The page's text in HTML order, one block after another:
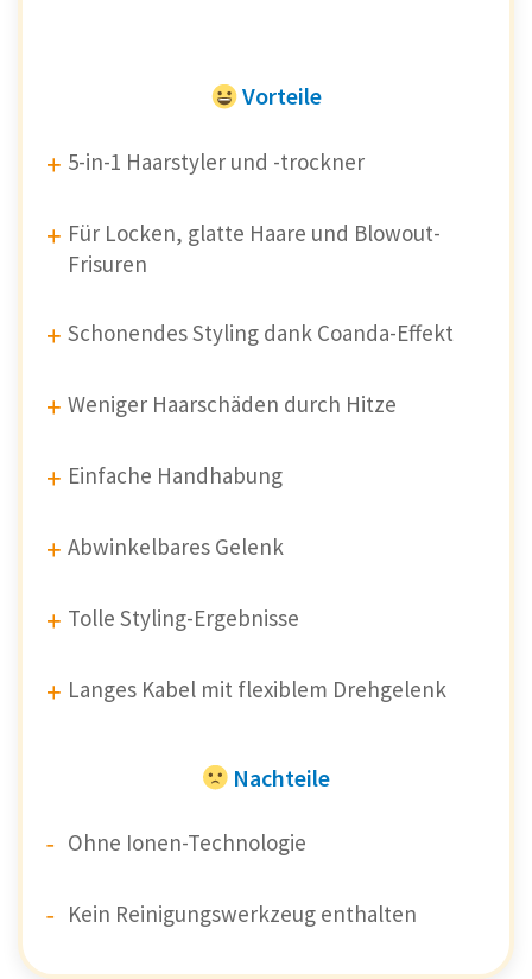
Vorteile
5-in-1 Haarstyler und -trockner
Für Locken, glatte Haare und Blowout-
Frisuren
Schonendes Styling dank Coanda-Effekt
Weniger Haarschäden durch Hitze
Einfache Handhabung
Abwinkelbares Gelenk
Tolle Styling-Ergebnisse
Langes Kabel mit flexiblem Drehgelenk
Nachteile
Ohne Ionen-Technologie
Kein Reinigungswerkzeug enthalten